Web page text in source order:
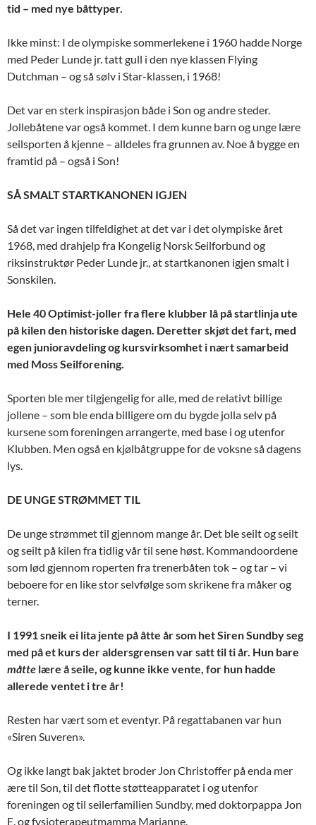
tid – med nye båttyper.
Ikke minst: I de olympiske sommerlekene i 1960 hadde Norge
med Peder Lunde jr. tatt gull i den nye klassen Flying
Dutchman – og så sølv i Star-klassen, i 1968!
Det var en sterk inspirasjon både i Son og andre steder.
Jollebåtene var også kommet. I dem kunne barn og unge lære
seilsporten å kjenne – alldeles fra grunnen av. Noe å bygge en
framtid på – også i Son!
SÅ SMALT STARTKANONEN IGJEN
Så det var ingen tilfeldighet at det var i det olympiske året
1968, med drahjelp fra Kongelig Norsk Seilforbund og
riksinstruktør Peder Lunde jr., at startkanonen igjen smalt i
Sonskilen.
Hele 40 Optimist-joller fra flere klubber lå på startlinja ute
på kilen den historiske dagen. Deretter skjøt det fart, med
egen junioravdeling og kursvirksomhet i nært samarbeid
med Moss Seilforening.
Sporten ble mer tilgjengelig for alle, med de relativt billige
jollene – som ble enda billigere om du bygde jolla selv på
kursene som foreningen arrangerte, med base i og utenfor
Klubben. Men også en kjølbåtgruppe for de voksne så dagens
lys.
DE UNGE STRØMMET TIL
De unge strømmet til gjennom mange år. Det ble seilt og seilt
og seilt på kilen fra tidlig vår til sene høst. Kommandoordene
som lød gjennom roperten fra trenerbåten tok – og tar – vi
beboere for en like stor selvfølge som skrikene fra måker og
terner.
I 1991 sneik ei lita jente på åtte år som het Siren Sundby seg
med på et kurs der aldersgrensen var satt til ti år. Hun bare
måtte lære å seile, og kunne ikke vente, for hun hadde
allerede ventet i tre år!
Resten har vært som et eventyr. På regattabanen var hun
«Siren Suveren».
Og ikke langt bak jaktet broder Jon Christoffer på enda mer
ære til Son, til det flotte støtteapparatet i og utenfor
foreningen og til seilerfamilien Sundby, med doktorpappa Jon
E. og fysioterapeutmamma Marianne.